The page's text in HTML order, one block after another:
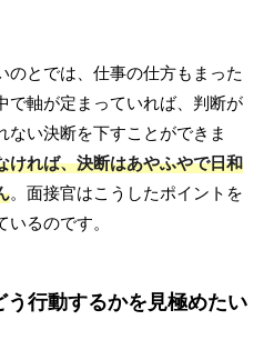
のとでは、仕事の仕方もまった
で軸が定まっていれば、判断が
い決断を下すことができま
ければ、決断はあやふやで日和
。面接官はこうしたポイントを
るのです。
行動するかを見極めたい